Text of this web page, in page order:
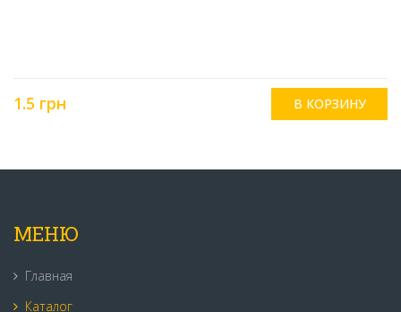
1.5 грн
МЕНЮ
Главная
Каталог